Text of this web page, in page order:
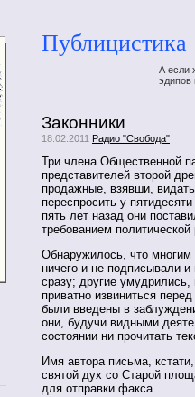
Публицистика
А если
эдипов
Законники
18.02.2011 Радио "Свобода"
Три члена Общественной
представителей второй
продажные, взявши,
переспросить у
пять лет назад они
требованием
Обнаружилось, что многим
ничего и не подписывали
сразу; другие
приватно извиниться
были введены в
они, будучи видными
состоянии ни прочитать
Имя автора письма,
святой дух со Старой
для отправки факса.